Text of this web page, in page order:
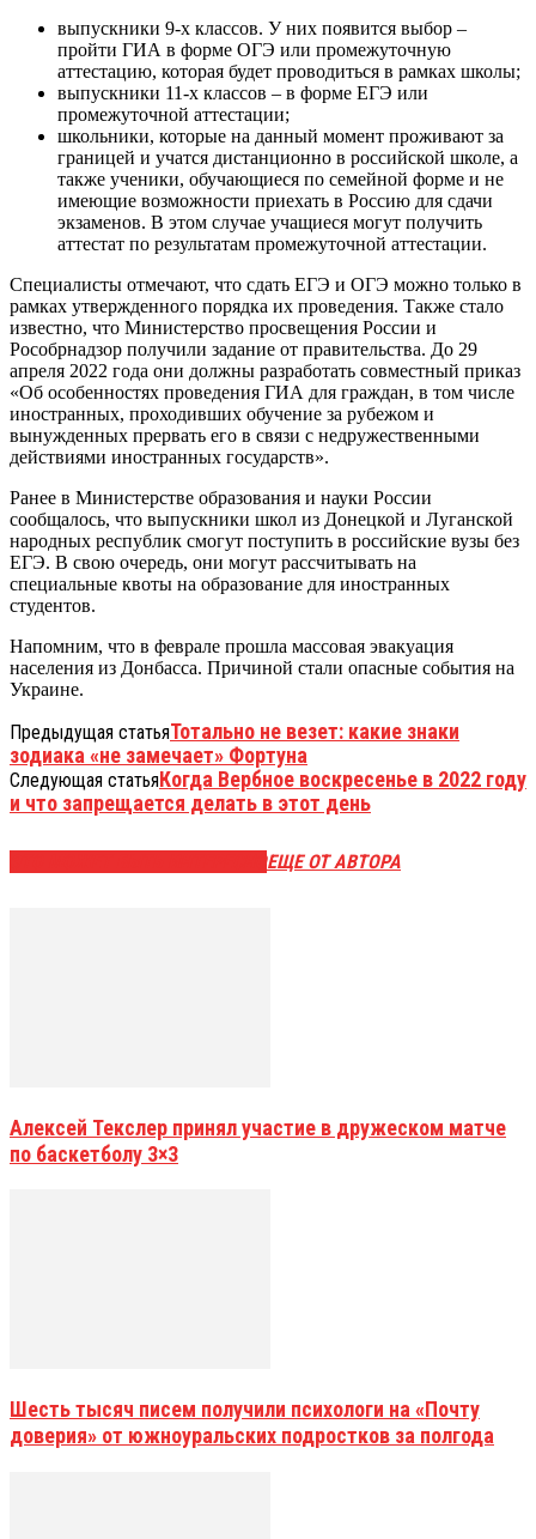
выпускники 9-х классов. У них появится выбор –
пройти ГИА в форме ОГЭ или промежуточную
аттестацию, которая будет проводиться в рамках школы;
выпускники 11-х классов – в форме ЕГЭ или
промежуточной аттестации;
школьники, которые на данный момент проживают за
границей и учатся дистанционно в российской школе, а
также ученики, обучающиеся по семейной форме и не
имеющие возможности приехать в Россию для сдачи
экзаменов. В этом случае учащиеся могут получить
аттестат по результатам промежуточной аттестации.
Специалисты отмечают, что сдать ЕГЭ и ОГЭ можно только в
рамках утвержденного порядка их проведения. Также стало
известно, что Министерство просвещения России и
Рособрнадзор получили задание от правительства. До 29
апреля 2022 года они должны разработать совместный приказ
«Об особенностях проведения ГИА для граждан, в том числе
иностранных, проходивших обучение за рубежом и
вынужденных прервать его в связи с недружественными
действиями иностранных государств».
Ранее в Министерстве образования и науки России
сообщалось, что выпускники школ из Донецкой и Луганской
народных республик смогут поступить в российские вузы без
ЕГЭ. В свою очередь, они могут рассчитывать на
специальные квоты на образование для иностранных
студентов.
Напомним, что в феврале прошла массовая эвакуация
населения из Донбасса. Причиной стали опасные события на
Украине.
Предыдущая статьяТотально не везет: какие знаки
зодиака «не замечает» Фортуна
Следующая статьяКогда Вербное воскресенье в 2022 году
и что запрещается делать в этот день
ЕЩЕ ОТ АВТОРА
Алексей Текслер принял участие в дружеском матче
по баскетболу 3×3
Шесть тысяч писем получили психологи на «Почту
доверия» от южноуральских подростков за полгода